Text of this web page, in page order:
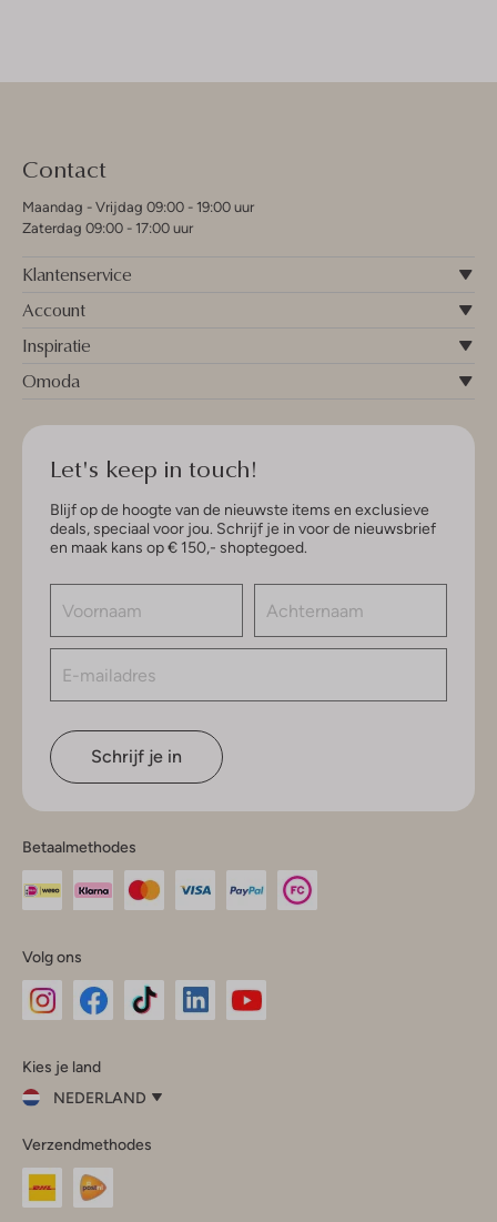
Contact
Maandag - Vrijdag 09:00 - 19:00 uur
Zaterdag 09:00 - 17:00 uur
Klantenservice
Account
Inspiratie
Omoda
Let's keep in touch!
Blijf op de hoogte van de nieuwste items en exclusieve
deals, speciaal voor jou. Schrijf je in voor de nieuwsbrief
en maak kans op € 150,- shoptegoed.
Schrijf je in
Betaalmethodes
Volg ons
InstagramFacebook
Kies je land
NEDERLAND
je
land
Nederland
Verzendmethodes